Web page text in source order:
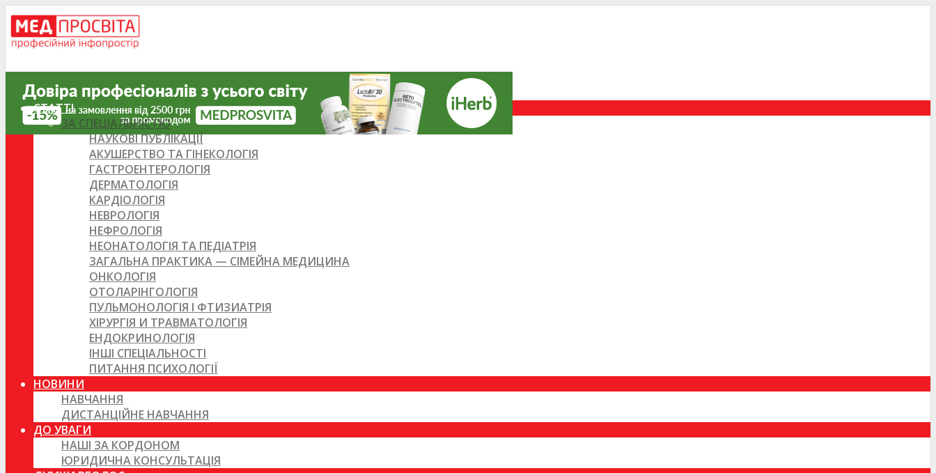
СТАТТІ
ЗА СПЕЦІАЛЬНІСТЮ
НАУКОВІ ПУБЛІКАЦІЇ
АКУШЕРСТВО ТА ГІНЕКОЛОГІЯ
ГАСТРОЕНТЕРОЛОГІЯ
ДЕРМАТОЛОГІЯ
КАРДІОЛОГІЯ
НЕВРОЛОГІЯ
НЕФРОЛОГІЯ
НЕОНАТОЛОГІЯ ТА ПЕДІАТРІЯ
ЗАГАЛЬНА ПРАКТИКА — СІМЕЙНА МЕДИЦИНА
ОНКОЛОГІЯ
ОТОЛАРІНГОЛОГІЯ
ПУЛЬМОНОЛОГІЯ І ФТИЗИАТРІЯ
ХІРУРГІЯ И ТРАВМАТОЛОГІЯ
ЕНДОКРИНОЛОГІЯ
ІНШІ СПЕЦІАЛЬНОСТІ
ПИТАННЯ ПСИХОЛОГІЇ
НОВИНИ
НАВЧАННЯ
ДИСТАНЦІЙНЕ НАВЧАННЯ
ДО УВАГИ
НАШІ ЗА КОРДОНОМ
ЮРИДИЧНА КОНСУЛЬТАЦІЯ